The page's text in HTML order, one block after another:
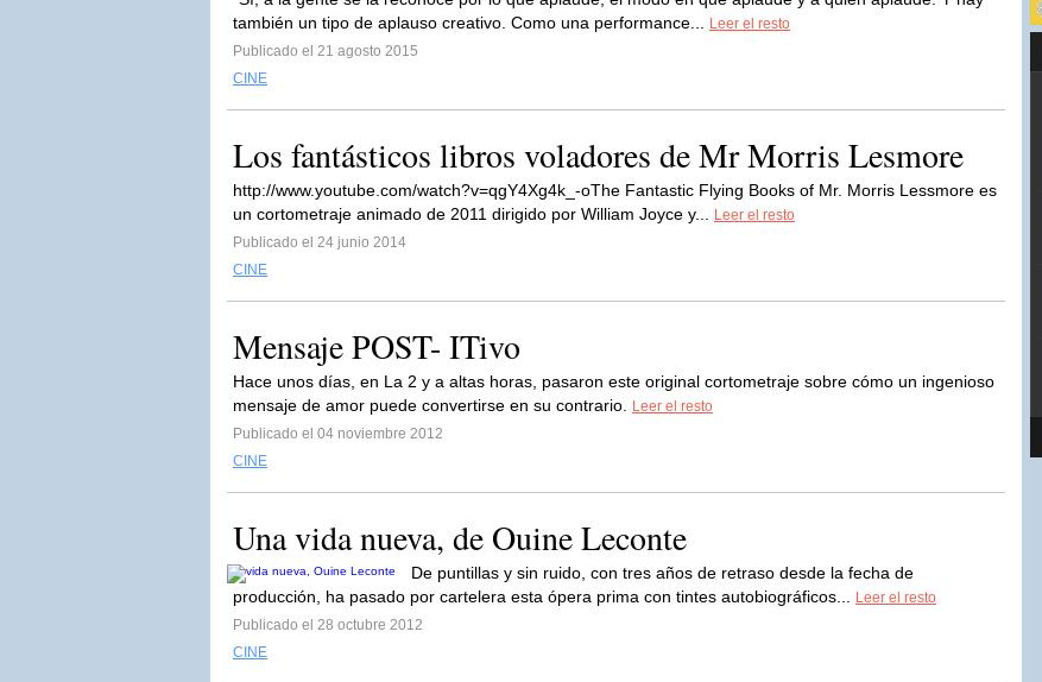
también un tipo de aplauso creativo. Como una performance...
Leer el resto
Publicado el 21 agosto 2015
CINE
Los fantásticos libros voladores de Mr Morris Lesmore
http://www.youtube.com/watch?v=qgY4Xg4k_-oThe Fantastic Flying Books of Mr. Morris Lessmore es
un cortometraje animado de 2011 dirigido por William Joyce y...
Leer el resto
Publicado el 24 junio 2014
CINE
Mensaje POST- ITivo
Hace unos días, en La 2 y a altas horas, pasaron este original cortometraje sobre cómo un ingenioso
mensaje de amor puede convertirse en su contrario.
Leer el resto
Publicado el 04 noviembre 2012
CINE
Una vida nueva, de Ouine Leconte
De puntillas y sin ruido, con tres años de retraso desde la fecha de
producción, ha pasado por cartelera esta ópera prima con tintes autobiográficos...
Leer el resto
Publicado el 28 octubre 2012
CINE